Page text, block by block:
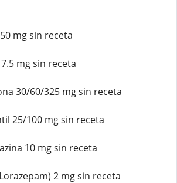
mg sin receta
mg sin receta
30/60/325 mg sin receta
25/100 mg sin receta
10 mg sin receta
2 mg sin receta